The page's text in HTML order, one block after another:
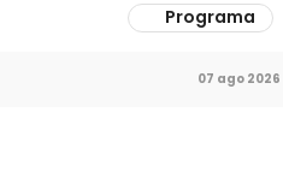
Programa
07 ago 2026